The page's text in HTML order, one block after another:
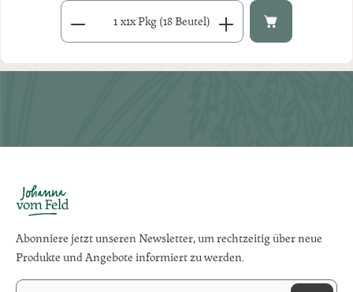
Produkt Anzahl: Gib den gewünschten Wert ein oder benutze
x1x Pkg (18 Beutel)
Abonniere jetzt unseren Newsletter, um rechtzeitig über neue
Produkte und Angebote informiert zu werden.
E-Mail-Adresse*